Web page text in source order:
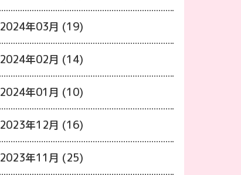
2024年03月 (19)
2024年02月 (14)
2024年01月 (10)
2023年12月 (16)
2023年11月 (25)